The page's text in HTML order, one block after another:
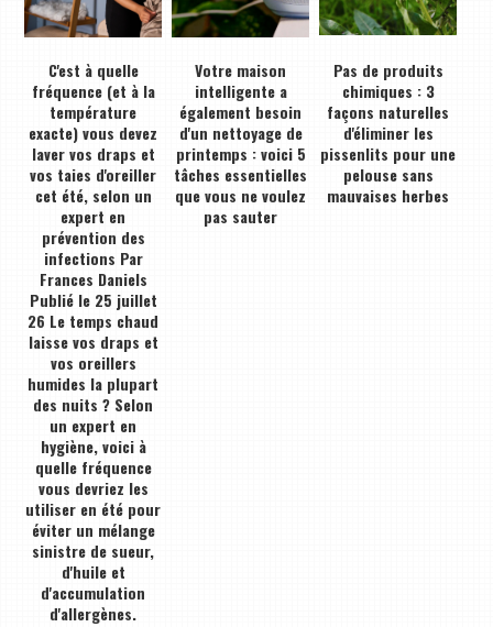
C'est à quelle
fréquence (et à la
température
exacte) vous devez
laver vos draps et
vos taies d'oreiller
cet été, selon un
expert en
prévention des
infections Par
Frances Daniels
Publié le 25 juillet
26 Le temps chaud
laisse vos draps et
vos oreillers
humides la plupart
des nuits ? Selon
un expert en
hygiène, voici à
quelle fréquence
vous devriez les
utiliser en été pour
éviter un mélange
sinistre de sueur,
d'huile et
d'accumulation
d'allergènes.
Votre maison
intelligente a
également besoin
d'un nettoyage de
printemps : voici 5
tâches essentielles
que vous ne voulez
pas sauter
Pas de produits
chimiques : 3
façons naturelles
d'éliminer les
pissenlits pour une
pelouse sans
mauvaises herbes